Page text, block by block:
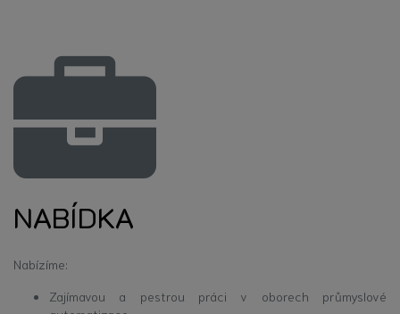
NABÍDKA
Nabízíme:
Zajímavou a pestrou práci v oborech průmyslové